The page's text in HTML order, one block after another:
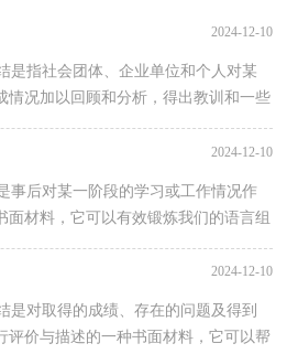
2024-12-10
指社会团体、企业单位和个人对某
情况加以回顾和分析，得出教训和一些
它能帮我们理顺知识...
2024-12-10
后对某一阶段的学习或工作情况作
面材料，它可以有效锻炼我们的语言组
2024-12-10
对取得的成绩、存在的问题及得到
评价与描述的一种书面材料，它可以帮